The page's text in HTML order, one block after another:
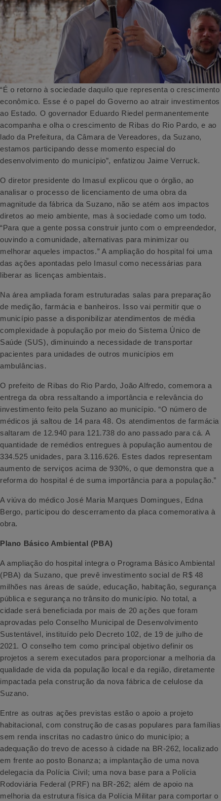
“É o retorno à sociedade daquilo que representa o crescimento
econômico. Esse é o papel do Governo ao atrair investimentos
ao Estado. O governador Eduardo Riedel permanentemente
acompanha e olha o crescimento de Ribas do Rio Pardo, e ao
lado da Prefeitura, da Câmara de Vereadores, da Suzano,
estamos participando desse momento especial do
desenvolvimento do município”, enfatizou Jaime Verruck.
O diretor presidente do Imasul explicou que o órgão, ao
analisar o processo de licenciamento de uma obra da
magnitude da fábrica da Suzano, não se atém aos impactos
diretos ao meio ambiente, mas à sociedade como um todo.
“Para que a gente possa construir junto com o empreendedor,
ouvindo a comunidade, alternativas para minimizar ou
melhorar aqueles impactos.” A ampliação do hospital foi uma
das ações apontadas pelo Imasul como necessárias para
liberar as licenças ambientais.
Na área ampliada foram estruturadas salas para preparação
de medição, farmácia e banheiros. Isso vai permitir que o
município passe a disponibilizar atendimentos de média
complexidade à população por meio do Sistema Único de
Saúde (SUS), diminuindo a necessidade de transportar
pacientes para unidades de outros municípios em
ambulâncias.
O prefeito de Ribas do Rio Pardo, João Alfredo, comemora a
entrega da obra ressaltando a importância e relevância do
investimento feito pela Suzano ao município. “O número de
médicos já saltou de 14 para 48. Os atendimentos de farmácia
saltaram de 12.940 para 121.738 do ano passado para cá. A
quantidade de remédios entregues à população aumentou de
334.525 unidades, para 3.116.626. Estes dados representam
aumento de serviços acima de 930%, o que demonstra que a
reforma do hospital é de suma importância para a população.”
A viúva do médico José Maria Marques Domingues, Edna
Bergo, participou do descerramento da placa comemorativa à
obra.
Plano Básico Ambiental (PBA)
A ampliação do hospital integra o Programa Básico Ambiental
(PBA) da Suzano, que prevê investimento social de R$ 48
milhões nas áreas de saúde, educação, habitação, segurança
pública e segurança no trânsito do município. No total, a
cidade será beneficiada por mais de 20 ações que foram
aprovadas pelo Conselho Municipal de Desenvolvimento
Sustentável, instituído pelo Decreto 102, de 19 de julho de
2021. O conselho tem como principal objetivo definir os
projetos a serem executados para proporcionar a melhoria da
qualidade de vida da população local e da região, diretamente
impactada pela construção da nova fábrica de celulose da
Suzano.
Entre as outras ações previstas estão o apoio a projeto
habitacional, com construção de casas populares para famílias
sem renda inscritas no cadastro único do município; a
adequação do trevo de acesso à cidade na BR-262, localizado
em frente ao posto Bonanza; a implantação de uma nova
delegacia da Polícia Civil; uma nova base para a Polícia
Rodoviária Federal (PRF) na BR-262; além de apoio na
melhoria da estrutura física da Polícia Militar para comportar o